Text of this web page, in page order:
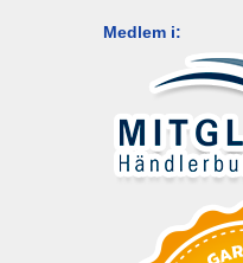
Medlem i: